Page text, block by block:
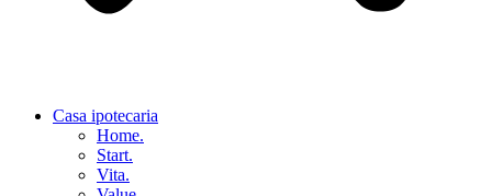
Casa ipotecaria
Home.
Start.
Vita.